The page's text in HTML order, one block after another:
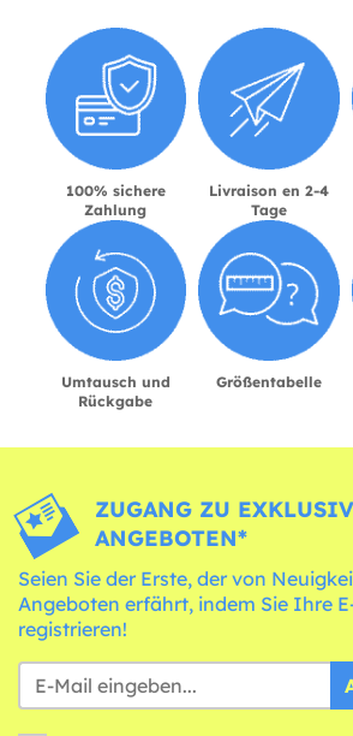
100% sichere
Zahlung
Livraison en 2-4
Tage
Umtausch und
Rückgabe
Größentabelle
ZUGANG ZU
ANGEBOTEN*
Seien Sie der Erste, der von
Angeboten erfährt, indem Sie Ihre
registrieren!